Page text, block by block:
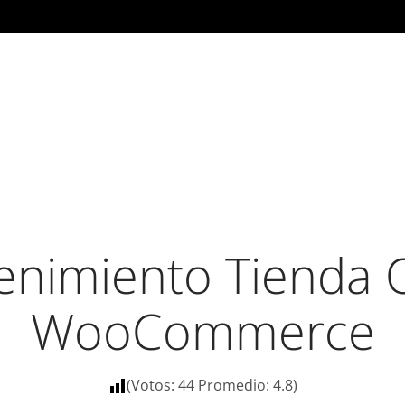
Tienda
WooCommerce
(Votos: 44Promedio: 4.8)